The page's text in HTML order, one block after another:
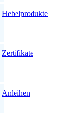
Hebelprodukte
Zertifikate
Anleihen